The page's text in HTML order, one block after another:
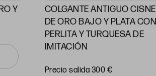
Y
COLGANTE ANTIGUO CISNE
DE ORO BAJO Y PLATA CON
PERLITA Y TURQUESA DE
IMITACIÓN
Precio salida 300 €